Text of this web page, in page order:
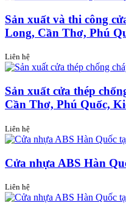
Sản xuất và thi công
Long, Cần Thơ, Phú
Liên hệ
Sản xuất cửa thép
Cần Thơ, Phú Quốc,
Liên hệ
Cửa nhựa ABS Hàn
Liên hệ